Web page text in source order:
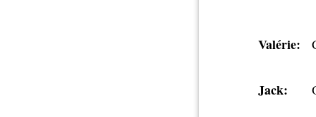
Valérie:
Jack: